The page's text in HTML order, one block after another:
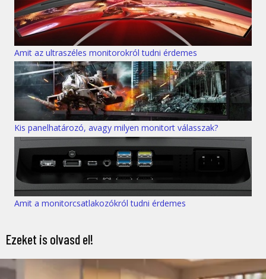
Amit az ultraszéles monitorokról tudni érdemes
Kis panelhatározó, avagy milyen monitort válasszak?
Amit a monitorcsatlakozókról tudni érdemes
Ezeket is olvasd el!